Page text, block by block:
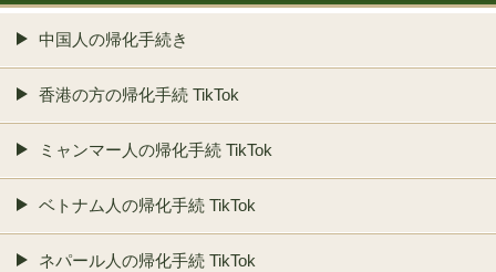
中国人の帰化手続き
香港の方の帰化手続 TikTok
ミャンマー人の帰化手続 TikTok
ベトナム人の帰化手続 TikTok
ネパール人の帰化手続 TikTok